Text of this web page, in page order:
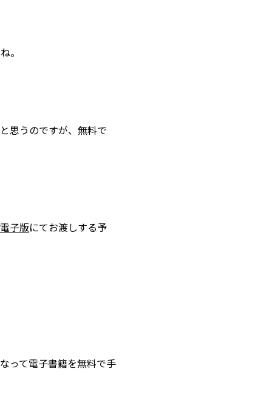
。
思うのですが、無料で
子版にてお渡しする予
って電子書籍を無料で手